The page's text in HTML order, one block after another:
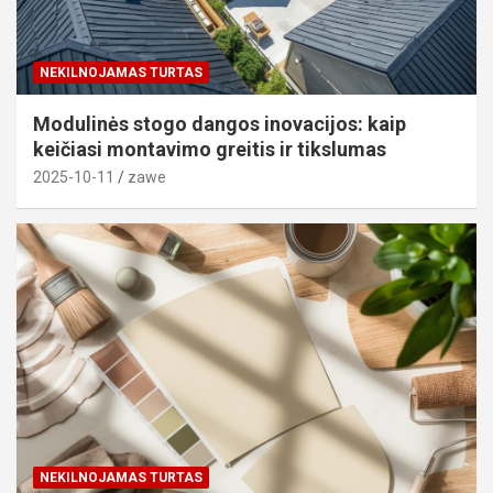
NEKILNOJAMAS TURTAS
Modulinės stogo dangos inovacijos: kaip
keičiasi montavimo greitis ir tikslumas
2025-10-11 zawe
NEKILNOJAMAS TURTAS